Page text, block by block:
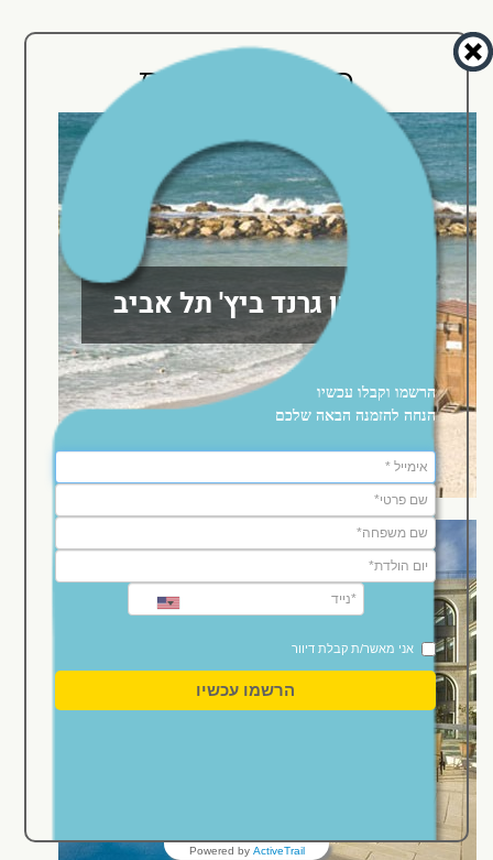
מלונות הרשת
מלון גרנד ביץ' תל אביב
עוד אודות המלון
מלון גרנד קורט ירושלים
עוד אודות המלון
הרשמו וקבלו עכשיו
הנחה להזמנה הבאה שלכם
אני מאשר/ת קבלת דיוור
הרשמו עכשיו
Powered by ActiveTrail